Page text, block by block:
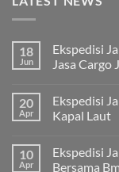
18
Jun
Ekspedisi
Jasa
komentar
pada
Ekspedisi
Murah
dan
20
Apr
Ekspedisi
Kapal Laut
komentar
pada
10
Apr
Ekspedisi
Bersama